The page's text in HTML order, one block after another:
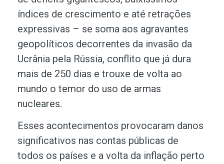
índices de crescimento e até retrações
expressivas – se soma aos agravantes
geopolíticos decorrentes da invasão da
Ucrânia pela Rússia, conflito que já dura
mais de 250 dias e trouxe de volta ao
mundo o temor do uso de armas
nucleares.
Esses acontecimentos provocaram danos
significativos nas contas públicas de
todos os países e a volta da inflação perto